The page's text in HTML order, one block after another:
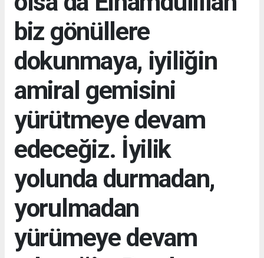
biz gönüllere
dokunmaya, iyiliğin
amiral gemisini
yürütmeye devam
edeceğiz. İyilik
yolunda durmadan,
yorulmadan
yürümeye devam